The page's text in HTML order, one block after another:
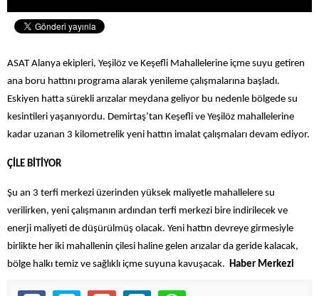
ASAT Alanya ekipleri, Yeşilöz ve Keşefli Mahallelerine içme suyu getiren
ana boru hattını programa alarak yenileme çalışmalarına başladı.
Eskiyen hatta sürekli arızalar meydana geliyor bu nedenle bölgede su
kesintileri yaşanıyordu. Demirtaş’tan Keşefli ve Yeşilöz mahallelerine
kadar uzanan 3 kilometrelik yeni hattın imalat çalışmaları devam ediyor.
ÇİLE BİTİYOR
Şu an 3 terfi merkezi üzerinden yüksek maliyetle mahallelere su
verilirken, yeni çalışmanın ardından terfi merkezi bire indirilecek ve
enerji maliyeti de düşürülmüş olacak. Yeni hattın devreye girmesiyle
birlikte her iki mahallenin çilesi haline gelen arızalar da geride kalacak,
bölge halkı temiz ve sağlıklı içme suyuna kavuşacak. Haber Merkezi